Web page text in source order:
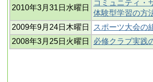
2010年3月31日水曜日
コミュニティ・
体験型学習の方
2009年9月24日木曜日
スポーツ大会の
2008年3月25日火曜日
必修クラブ実践